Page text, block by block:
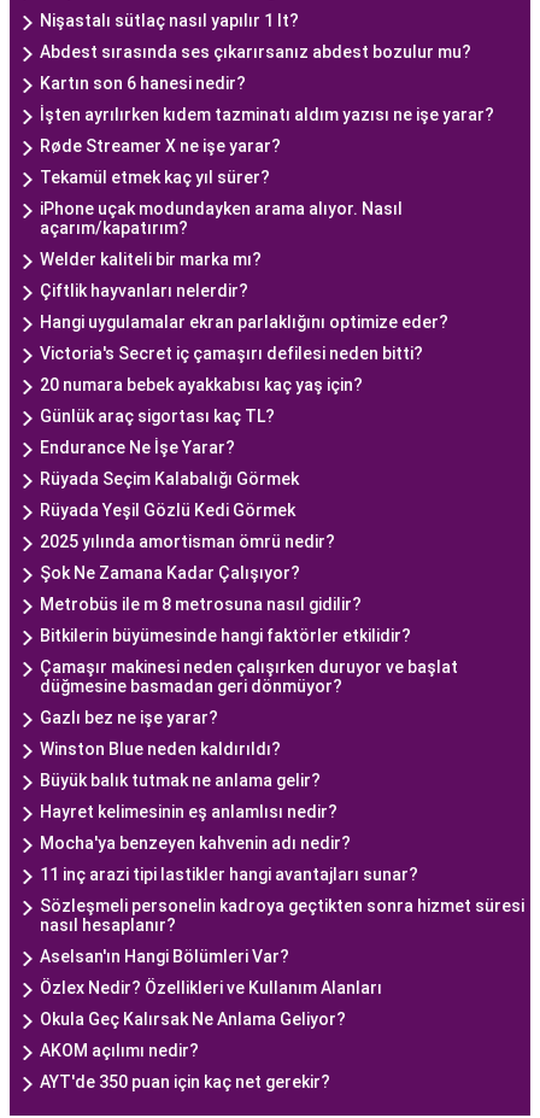
Nişastalı sütlaç nasıl yapılır 1 lt?
Abdest sırasında ses çıkarırsanız abdest bozulur mu?
Kartın son 6 hanesi nedir?
İşten ayrılırken kıdem tazminatı aldım yazısı ne işe yarar?
Røde Streamer X ne işe yarar?
Tekamül etmek kaç yıl sürer?
iPhone uçak modundayken arama alıyor. Nasıl
açarım/kapatırım?
Welder kaliteli bir marka mı?
Çiftlik hayvanları nelerdir?
Hangi uygulamalar ekran parlaklığını optimize eder?
Victoria's Secret iç çamaşırı defilesi neden bitti?
20 numara bebek ayakkabısı kaç yaş için?
Günlük araç sigortası kaç TL?
Endurance Ne İşe Yarar?
Rüyada Seçim Kalabalığı Görmek
Rüyada Yeşil Gözlü Kedi Görmek
2025 yılında amortisman ömrü nedir?
Şok Ne Zamana Kadar Çalışıyor?
Metrobüs ile m 8 metrosuna nasıl gidilir?
Bitkilerin büyümesinde hangi faktörler etkilidir?
Çamaşır makinesi neden çalışırken duruyor ve başlat
düğmesine basmadan geri dönmüyor?
Gazlı bez ne işe yarar?
Winston Blue neden kaldırıldı?
Büyük balık tutmak ne anlama gelir?
Hayret kelimesinin eş anlamlısı nedir?
Mocha'ya benzeyen kahvenin adı nedir?
11 inç arazi tipi lastikler hangi avantajları sunar?
Sözleşmeli personelin kadroya geçtikten sonra hizmet süresi
nasıl hesaplanır?
Aselsan'ın Hangi Bölümleri Var?
Özlex Nedir? Özellikleri ve Kullanım Alanları
Okula Geç Kalırsak Ne Anlama Geliyor?
AKOM açılımı nedir?
AYT'de 350 puan için kaç net gerekir?